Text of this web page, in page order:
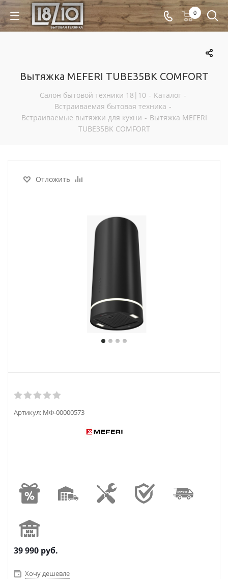
0
Вытяжка MEFERI TUBE35BK COMFORT
Салон бытовой техники 18|10 - Каталог -
Встраиваемая бытовая техника -
Встраиваемые вытяжки для кухни - Вытяжка MEFERI
TUBE35BK COMFORT
Отложить
Артикул: МФ-00000573
39 990 руб.
Хочу дешевле